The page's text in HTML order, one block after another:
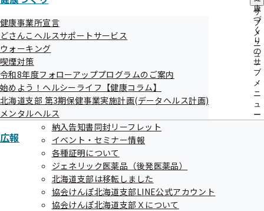
サ
ブ
メ
ニ
ュ
ー
康
づ
く
り
の
サ
ブ
メ
ニ
ュ
ー
健康事業所宣言
どさんこヘルスサポートサービス
ウォーキング
喫煙対策
令和8年度フォローアッププログラムのご案内
始めよう！ヘルシーライフ【健康コラム】
北海道支部 第3期保健事業実施計画(データヘルス計画)
メンタルヘルス
広報
納入告知書同封リーフレット
イベント・セミナー情報
各種証明について
ジェネリック医薬品（後発医薬品）
北海道支部は移転しました
協会けんぽ北海道支部LINE公式アカウント
協会けんぽ北海道支部Ｘについて
【健診等のご案内】ご家族（被扶養者）さま
定期健康診断（事業者健診）の結果をご提供
願います！
健診後のフォロー
オンライン資格確認等システムによる保険者
からの特定健康診査情報の提供にかかる不同
意申請について